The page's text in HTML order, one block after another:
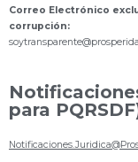
Correo Electrónico
corrupción:
s
para